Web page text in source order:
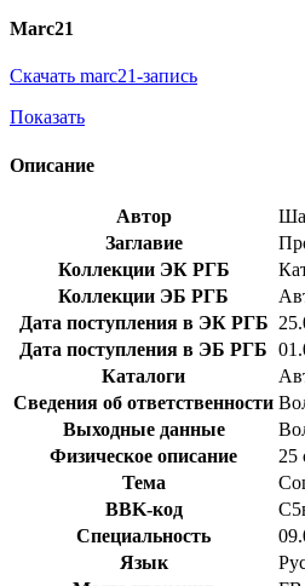
Marc21
Скачать marc21-запись
Показать
Описание
Автор
Заглавие
Коллекции ЭК РГБ
Коллекции ЭБ РГБ
Дата поступления в ЭК РГБ
Дата поступления в ЭБ РГБ
Каталоги
Сведения об ответственности
Выходные данные
Физическое описание
25
Тема
BBK-код
Специальность
Язык